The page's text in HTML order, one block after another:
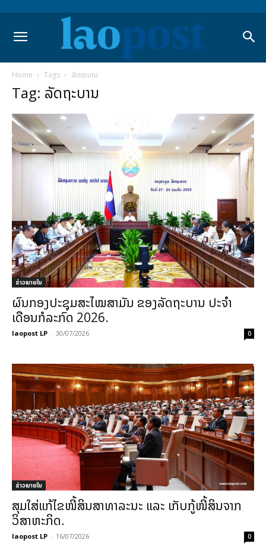
Home Tags ລັດຖະບານ
Tag: ລັດຖະບານ
ຂ່າວພາຍ​ໃນ
ຜົນກອງປະຊຸມສະໄໝສາມັນ ຂອງລັດຖະບານ ປະຈຳ
ເດືອນກໍລະກົດ 2026.
laopost LP - 30/07/2026 0
ຂ່າວພາຍ​ໃນ
ສຸມໃສ່ແກ້ໄຂໜີ້ສິນສາທາລະນະ ແລະ ເກັບກູ້ໜີ້ສິນຈາກ
ວິສາຫະກິດ.
laopost LP - 16/07/2026 0